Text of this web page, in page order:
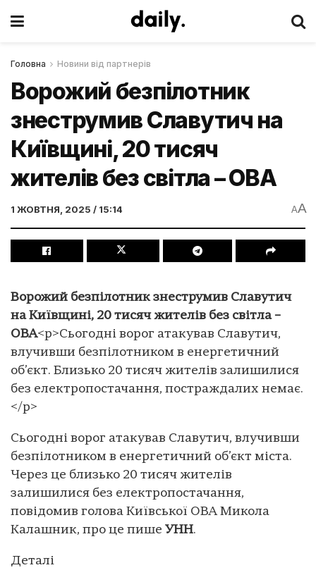
Головна Новини від партнерів
Ворожий безпілотник
знеструмив Славутич на
Київщині, 20 тисяч
жителів без світла – ОВА
1 ЖОВТНЯ, 2025 / 15:14 AA
Ворожий безпілотник знеструмив Славутич
на Київщині, 20 тисяч жителів без світла –
ОВА<p>Сьогодні ворог атакував Славутич,
влучивши безпілотником в енергетичний
об’єкт. Близько 20 тисяч жителів залишилися
без електропостачання, постраждалих немає.
</p>
Сьогодні ворог атакував Славутич, влучивши
безпілотником в енергетичний об’єкт міста.
Через це близько 20 тисяч жителів
залишилися без електропостачання,
повідомив голова Київської ОВА Микола
Калашник, про це пише УНН.
Деталі